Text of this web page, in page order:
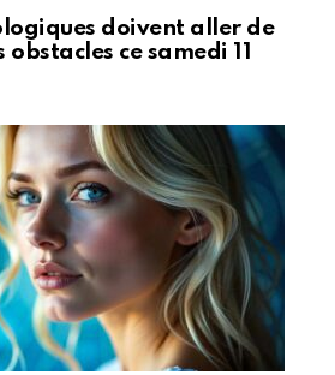
doivent aller de
ce samedi 11